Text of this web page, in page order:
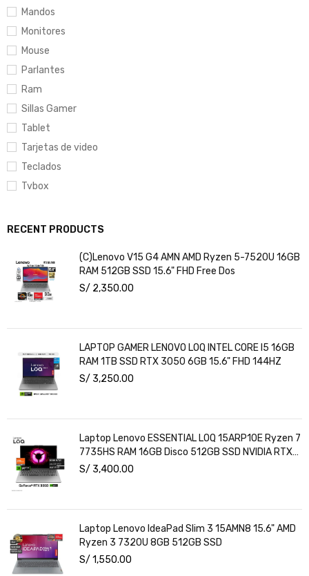
Mandos
Monitores
Mouse
Parlantes
Ram
Sillas Gamer
Tablet
Tarjetas de video
Teclados
Tvbox
RECENT PRODUCTS
(C)Lenovo V15 G4 AMN AMD Ryzen 5-7520U 16GB
RAM 512GB SSD 15.6" FHD Free Dos
S/ 2,350.00
LAPTOP GAMER LENOVO LOQ INTEL CORE I5 16GB
RAM 1TB SSD RTX 3050 6GB 15.6" FHD 144HZ
S/ 3,250.00
Laptop Lenovo ESSENTIAL LOQ 15ARP10E Ryzen 7
7735HS RAM 16GB Disco 512GB SSD NVIDIA RTX
3050 6GB 15.6" FHD Windows 11
S/ 3,400.00
Laptop Lenovo IdeaPad Slim 3 15AMN8 15.6" AMD
Ryzen 3 7320U 8GB 512GB SSD
S/ 1,550.00